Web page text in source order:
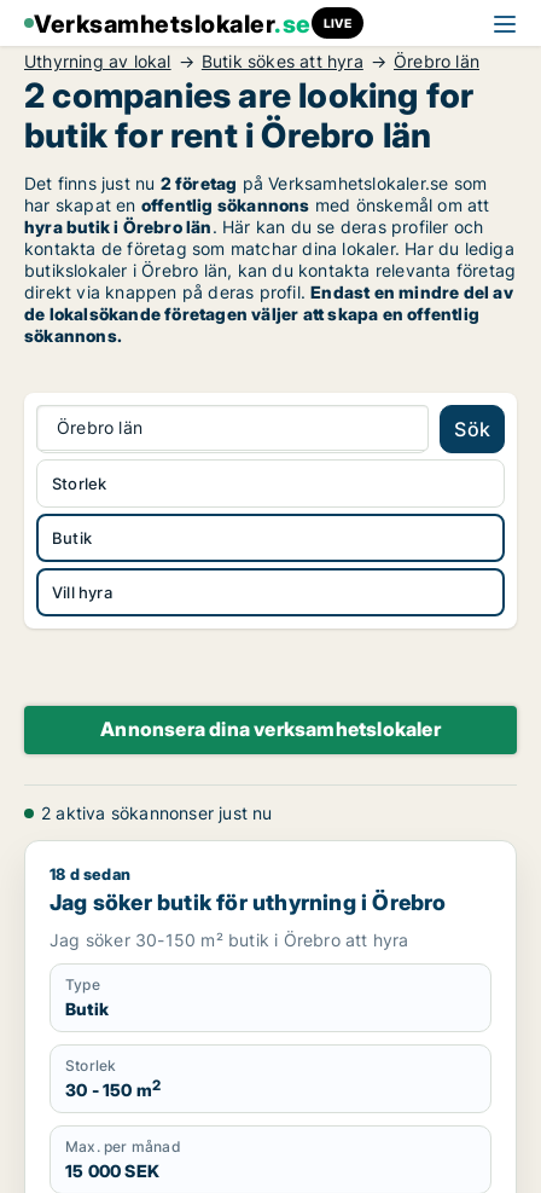
Verksamhetslokaler.se LIVE
Uthyrning av lokal Butik sökes att hyra Örebro län
2 companies are looking for
butik for rent i Örebro län
Det finns just nu 2 företag på Verksamhetslokaler.se som
har skapat en offentlig sökannons med önskemål om att
hyra butik i Örebro län. Här kan du se deras profiler och
kontakta de företag som matchar dina lokaler. Har du lediga
butikslokaler i Örebro län, kan du kontakta relevanta företag
direkt via knappen på deras profil.Endast en mindre del av
de lokalsökande företagen väljer att skapa en offentlig
sökannons.
Örebro län Sök
Butik
Vill hyra
Storlek
Annonsera dina verksamhetslokaler
2 aktiva sökannonser just nu
Jag söker butik för uthyrning i Örebro
18 d sedan
Jag söker butik för uthyrning i Örebro
Jag söker 30-150 m² butik i Örebro att hyra
Type
Butik
Storlek
30 - 150 m2
Max. per månad
15 000 SEK